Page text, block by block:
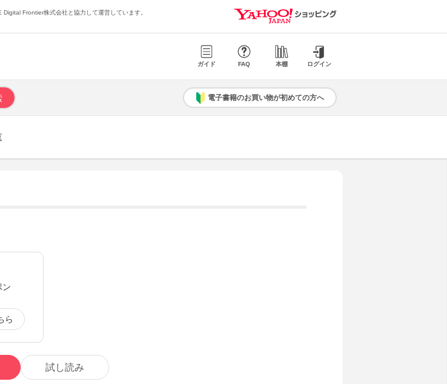
Frontier株式会社と協力して運営しています。
ガイド FAQ 本棚 ログイン
電子書籍のお買い物が初めての方へ
ン
ら
試し読み